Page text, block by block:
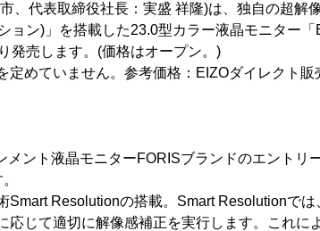
、代表取締役社長：実盛 祥隆)は、独自の超解
ョン)」を搭載した23.0型カラー液晶モニター「
発売します。(価格はオープン。)
定めていません。参考価格：EIZOダイレクト
メント液晶モニターFORISブランドのエントリ
Smart Resolutionの搭載。Smart Resolutionでは
応じて適切に解像感補正を実行します。これに